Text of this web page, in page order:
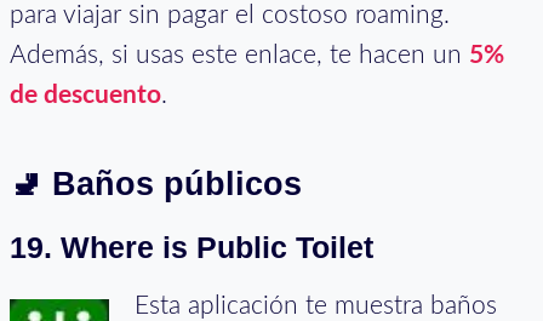
para viajar sin pagar el costoso roaming.
Además, si usas este enlace, te hacen un 5%
de descuento.
🚽 Baños públicos
19. Where is Public Toilet
Esta aplicación te muestra baños